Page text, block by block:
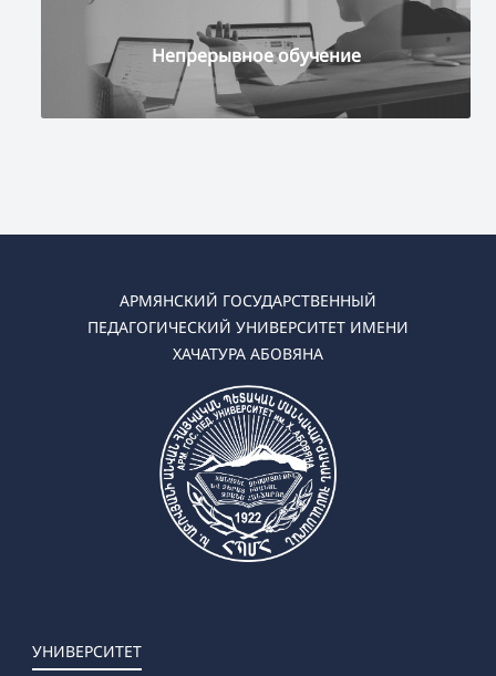
Непрерывное обучение
АРМЯНСКИЙ ГОСУДАРСТВЕННЫЙ
ПЕДАГОГИЧЕСКИЙ УНИВЕРСИТЕТ ИМЕНИ
ХАЧАТУРА АБОВЯНА
УНИВЕРСИТЕТ